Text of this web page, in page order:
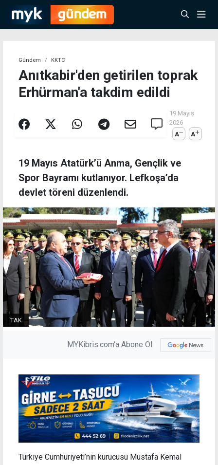
Gündem KKTC
Anıtkabir'den getirilen toprak
Erhürman'a takdim edildi
19 Mayıs
2026
A
A
19 Mayıs Atatürk’ü Anma, Gençlik ve
Spor Bayramı kutlanıyor. Lefkoşa’da
devlet töreni düzenlendi.
TAK
MYKibris.com'a Abone Ol
Türkiye Cumhuriyeti’nin kurucusu Mustafa Kemal